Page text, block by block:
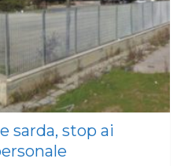
sarda, stop ai